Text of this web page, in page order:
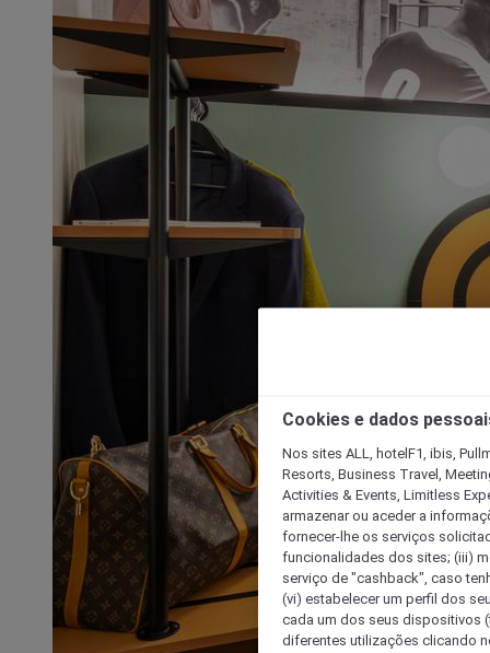
Cookies e dados
Nos sites ALL, hotelF1, ibis,
Resorts, Business Travel,
Activities & Events, Limitless
armazenar ou aceder a
fornecer-lhe os serviços
funcionalidades dos sites; (iii)
serviço de "cashback", caso
(vi) estabelecer um perfil dos
cada um dos seus dispositivos
diferentes utilizações clicando